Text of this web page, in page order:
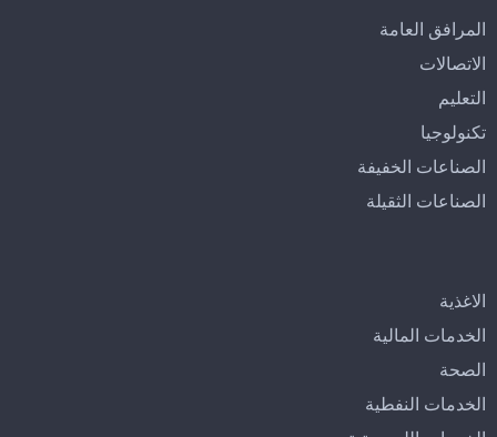
المرافق العامة
الاتصالات
التعليم
تكنولوجيا
الصناعات الخفيفة
الصناعات الثقيلة
الاغذية
الخدمات المالية
الصحة
الخدمات النفطية